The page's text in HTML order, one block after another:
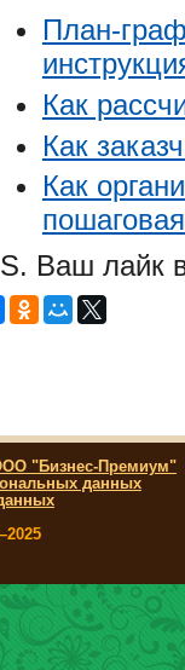
План-
Как
Как
Как
Ваш лайк
"Бизнес-Премиум"
данных